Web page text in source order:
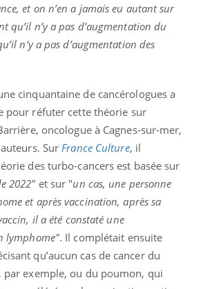
et on n’en a jamais eu autant sur
qu’il n’y a pas d’augmentation du
n’y a pas d’augmentation des
cinquantaine de cancérologues a
pour réfuter cette théorie sur
oncologue à Cagnes-sur-mer,
Sur France Culture, il
des turbo-cancers est basée sur
2022" et sur "un cas, une personne
et après vaccination, après sa
il a été constaté une
lymphome". Il complétait ensuite
qu’aucun cas de cancer du
par exemple, ou du poumon, qui